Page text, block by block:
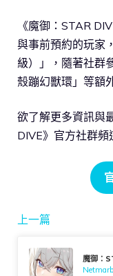
《魔御：STAR
與事前預約的玩家
級）」，隨著社群
殼蹦幻獸環」等額
欲了解更多資訊與
DIVE》官方社群頻
上一篇
魔御：